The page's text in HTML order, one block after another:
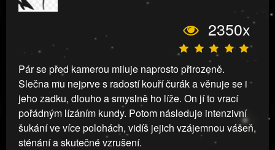
2350x
Pár se před kamerou miluje naprosto přirozeně.
Slečna mu nejprve s radostí kouří čurák a věnuje se i
jeho zadku, dlouho a smyslně ho líže. On jí to vrací
pořádným lízáním kundy. Potom následuje intenzivní
šukání ve více polohách, vidíš jejich vzájemnou vášeň,
sténání a skutečné vzrušení.